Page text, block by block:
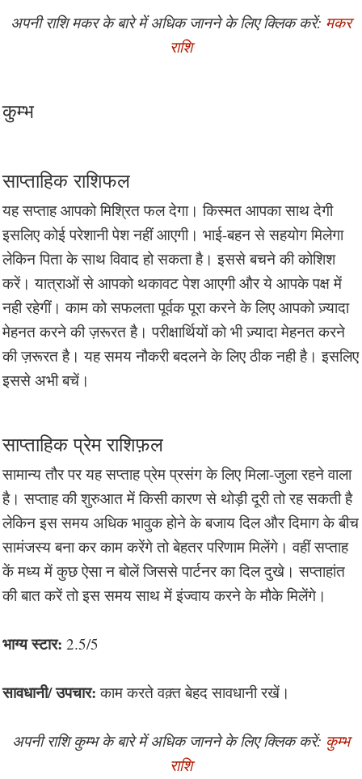
अपनी राशि मकर के बारे में अधिक जानने के लिए क्लिक करें: मकर
राशि
कुम्भ
साप्ताहिक राशिफल
यह सप्ताह आपको मिश्रित फल देगा। किस्मत आपका साथ देगी
इसलिए कोई परेशानी पेश नहीं आएगी। भाई-बहन से सहयोग मिलेगा
लेकिन पिता के साथ विवाद हो सकता है। इससे बचने की कोशिश
करें। यात्राओं से आपको थकावट पेश आएगी और ये आपके पक्ष में
नही रहेगीं। काम को सफलता पूर्वक पूरा करने के लिए आपको ज़्यादा
मेहनत करने की ज़रूरत है। परीक्षार्थियों को भी ज़्यादा मेहनत करने
की ज़रूरत है। यह समय नौकरी बदलने के लिए ठीक नही है। इसलिए
इससे अभी बचें।
साप्ताहिक प्रेम राशिफ़ल
सामान्य तौर पर यह सप्ताह प्रेम प्रसंग के लिए मिला-जुला रहने वाला
है। सप्ताह की शुरुआत में किसी कारण से थोड़ी दूरी तो रह सकती है
लेकिन इस समय अधिक भावुक होने के बजाय दिल और दिमाग के बीच
सामंजस्य बना कर काम करेंगे तो बेहतर परिणाम मिलेंगे। वहीं सप्ताह
कें मध्य में कुछ ऐसा न बोलें जिससे पार्टनर का दिल दुखे। सप्ताहांत
की बात करें तो इस समय साथ में इंज्वाय करने के मौके मिलेंगे।
भाग्य स्टार: 2.5/5
सावधानी/ उपचार:काम करते वक़्त बेहद सावधानी रखें।
अपनी राशि कुम्भ के बारे में अधिक जानने के लिए क्लिक करें: कुम्भ
राशि